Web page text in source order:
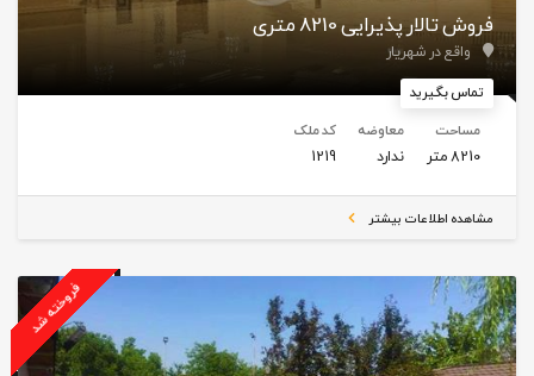
تماس بگیرید
فروش تالار پذیرایی 8210 متری
واقع در شهریار
مساحت
8210 متر
معاوضه
ندارد
کد ملک
1219
مشاهده اطلاعات بیشتر
فروخته شد